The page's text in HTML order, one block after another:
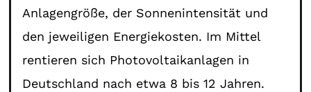
Anlagengröße, der Sonnenintensität und
den jeweiligen Energiekosten. Im Mittel
rentieren sich Photovoltaikanlagen in
Deutschland nach etwa 8 bis 12 Jahren.